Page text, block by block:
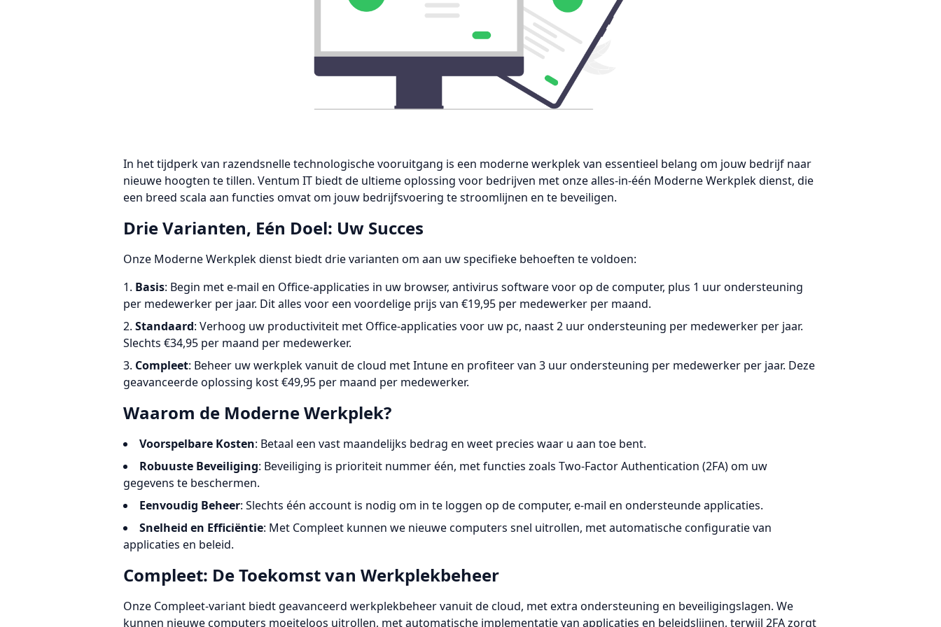
In het tijdperk van razendsnelle technologische vooruitgang is een moderne werkplek van essentieel belang om jouw bedrijf naar
nieuwe hoogten te tillen. Ventum IT biedt de ultieme oplossing voor bedrijven met onze alles-in-één Moderne Werkplek dienst, die
een breed scala aan functies omvat om jouw bedrijfsvoering te stroomlijnen en te beveiligen.
Drie Varianten, Eén Doel: Uw Succes
Onze Moderne Werkplek dienst biedt drie varianten om aan uw specifieke behoeften te voldoen:
Basis: Begin met e-mail en Office-applicaties in uw browser, antivirus software voor op de computer, plus 1 uur ondersteuning
per medewerker per jaar. Dit alles voor een voordelige prijs van €19,95 per medewerker per maand.
Standaard: Verhoog uw productiviteit met Office-applicaties voor uw pc, naast 2 uur ondersteuning per medewerker per jaar.
Slechts €34,95 per maand per medewerker.
Compleet: Beheer uw werkplek vanuit de cloud met Intune en profiteer van 3 uur ondersteuning per medewerker per jaar. Deze
geavanceerde oplossing kost €49,95 per maand per medewerker.
Waarom de Moderne Werkplek?
Voorspelbare Kosten: Betaal een vast maandelijks bedrag en weet precies waar u aan toe bent.
Robuuste Beveiliging: Beveiliging is prioriteit nummer één, met functies zoals Two-Factor Authentication (2FA) om uw
gegevens te beschermen.
Eenvoudig Beheer: Slechts één account is nodig om in te loggen op de computer, e-mail en ondersteunde applicaties.
Snelheid en Efficiëntie: Met Compleet kunnen we nieuwe computers snel uitrollen, met automatische configuratie van
applicaties en beleid.
Compleet: De Toekomst van Werkplekbeheer
Onze Compleet-variant biedt geavanceerd werkplekbeheer vanuit de cloud, met extra ondersteuning en beveiligingslagen. We
kunnen nieuwe computers moeiteloos uitrollen, met automatische implementatie van applicaties en beleidslijnen, terwijl 2FA zorgt